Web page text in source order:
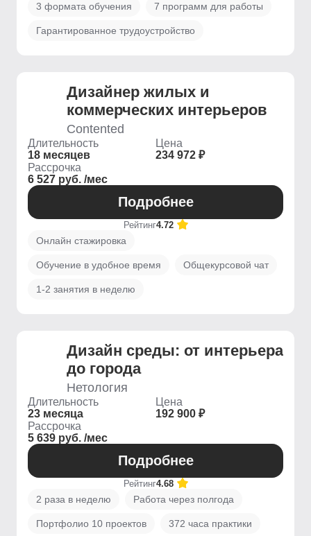
3 формата обучения 7 программ для работы
Гарантированное трудоустройство
Дизайнер жилых и
коммерческих интерьеров
Contented
Длительность
18 месяцев
Цена
234 972 ₽
Рассрочка
6 527 руб. /мес
Подробнее
Рейтинг4.72
Онлайн стажировка
Обучение в удобное время Общекурсовой чат
1-2 занятия в неделю
Дизайн среды: от интерьера
до города
Нетология
Длительность
23 месяца
Цена
192 900 ₽
Рассрочка
5 639 руб. /мес
Подробнее
Рейтинг4.68
2 раза в неделю Работа через полгода
Портфолио 10 проектов 372 часа практики